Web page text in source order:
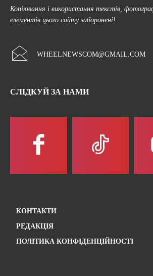
Копіювання і використання текстів,
елементів цього сайту заборонені!
WHEELNEWSCOM@GMAIL.COM
СЛІДКУЙ ЗА НАМИ
КОНТАКТИ
РЕДАКЦІЯ
ПОЛІТИКА КОНФІДЕНЦІЙНОСТІ